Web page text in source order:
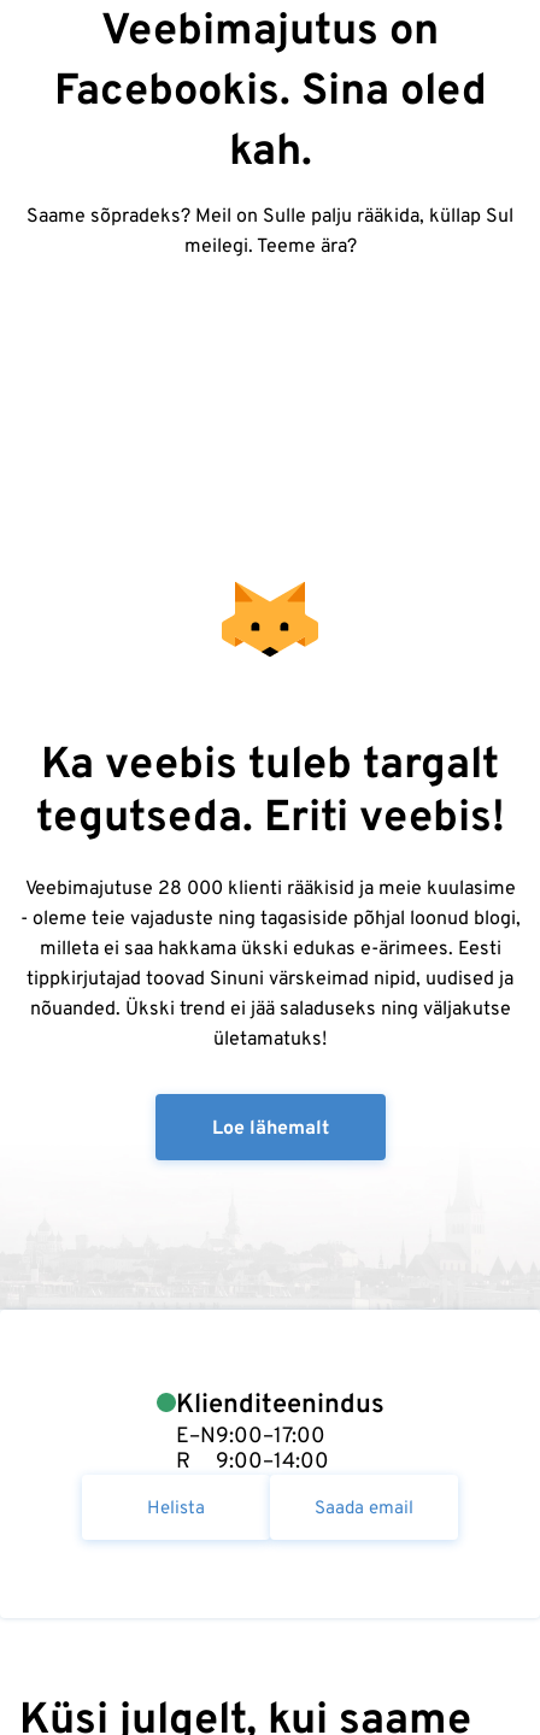
Veebimajutus on
Facebookis. Sina oled
kah.
Saame sõpradeks? Meil on Sulle palju rääkida, küllap Sul
meilegi. Teeme ära?
Ka veebis tuleb targalt
tegutseda. Eriti veebis!
Veebimajutuse 28 000 klienti rääkisid ja meie kuulasime
- oleme teie vajaduste ning tagasiside põhjal loonud blogi,
milleta ei saa hakkama ükski edukas e-ärimees. Eesti
tippkirjutajad toovad Sinuni värskeimad nipid, uudised ja
nõuanded. Ükski trend ei jää saladuseks ning väljakutse
ületamatuks!
Loe lähemalt
Klienditeenindus
E–N
R
9:00–17:00
9:00–14:00
Helista Saada email
Küsi julgelt, kui saame